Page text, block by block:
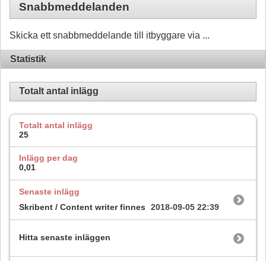
Snabbmeddelanden
Skicka ett snabbmeddelande till itbyggare via ...
Statistik
Totalt antal inlägg
Totalt antal inlägg
25
Inlägg per dag
0,01
Senaste inlägg
Skribent / Content writer finnes
2018-09-05 22:39
Hitta senaste inläggen